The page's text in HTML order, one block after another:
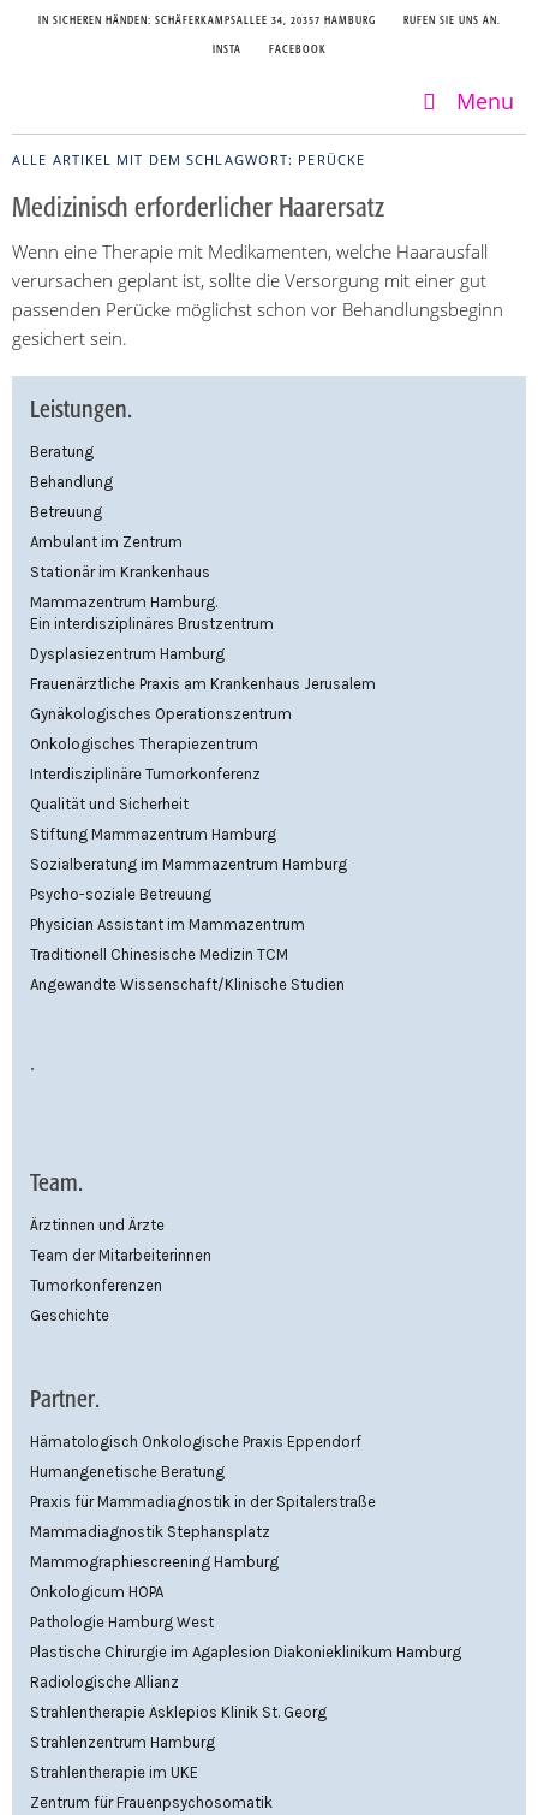
IN SICHEREN HÄNDEN: SCHÄFERKAMPSALLEE 34, 20357 HAMBURG RUFEN SIE UNS AN.
INSTA FACEBOOK
Menu
ALLE ARTIKEL MIT DEM SCHLAGWORT: PERÜCKE
Medizinisch erforderlicher Haarersatz
Wenn eine Therapie mit Medikamenten, welche Haarausfall
verursachen geplant ist, sollte die Versorgung mit einer gut
passenden Perücke möglichst schon vor Behandlungsbeginn
gesichert sein.
Leistungen.
Beratung
Behandlung
Betreuung
Ambulant im Zentrum
Stationär im Krankenhaus
Mammazentrum Hamburg.
Ein interdisziplinäres Brustzentrum
Dysplasiezentrum Hamburg
Frauenärztliche Praxis am Krankenhaus Jerusalem
Gynäkologisches Operationszentrum
Onkologisches Therapiezentrum
Interdisziplinäre Tumorkonferenz
Qualität und Sicherheit
Stiftung Mammazentrum Hamburg
Sozialberatung im Mammazentrum Hamburg
Psycho-soziale Betreuung
Physician Assistant im Mammazentrum
Traditionell Chinesische Medizin TCM
Angewandte Wissenschaft/Klinische Studien
.
Team.
Ärztinnen und Ärzte
Team der Mitarbeiterinnen
Tumorkonferenzen
Geschichte
Partner.
Hämatologisch Onkologische Praxis Eppendorf
Humangenetische Beratung
Praxis für Mammadiagnostik in der Spitalerstraße
Mammadiagnostik Stephansplatz
Mammographiescreening Hamburg
Onkologicum HOPA
Pathologie Hamburg West
Plastische Chirurgie im Agaplesion Diakonieklinikum Hamburg
Radiologische Allianz
Strahlentherapie Asklepios Klinik St. Georg
Strahlenzentrum Hamburg
Strahlentherapie im UKE
Zentrum für Frauenpsychosomatik